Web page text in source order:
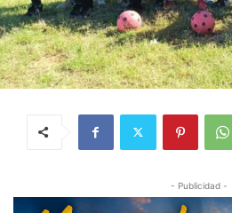
- Publicidad -